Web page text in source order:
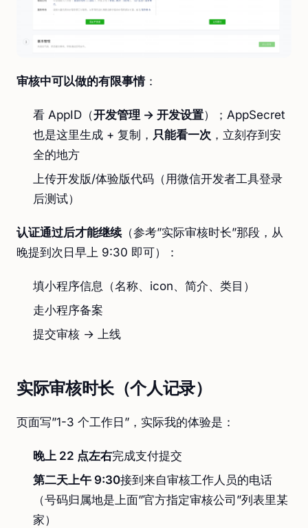
审核中可以做的有限事情：
看 AppID（开发管理 → 开发设置）；AppSecret
也是这里生成 + 复制， 只能看一次 ，立刻存到安
全的地方
上传开发版/体验版代码（用微信开发者工具登录
后测试）
认证通过后才能继续（参考”实际审核时长”那段，从
晚提到次日早上 9:30 即可）：
填小程序信息（名称、icon、简介、类目）
走小程序备案
提交审核 → 上线
实际审核时长（个人记录）
页面写”1-3 个工作日”，实际我的体验是：
晚上 22 点左右完成支付提交
第二天上午 9:30接到来自审核工作人员的电话
（号码归属地是上面”官方指定审核公司”列表里某
家）